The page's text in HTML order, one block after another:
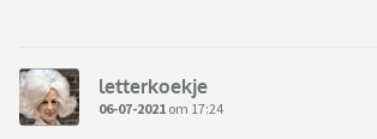
letterkoekje
06-07-2021 om 17:24